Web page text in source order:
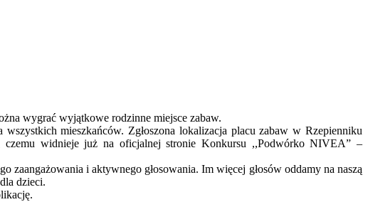
wygrać wyjątkowe rodzinne miejsce zabaw.
mieszkańców. Zgłoszona lokalizacja placu zabaw w Rzepienniku
czemu widnieje już na oficjalnej stronie Konkursu ,,Podwórko NIVEA” –
i aktywnego głosowania. Im więcej głosów oddamy na naszą
dzieci.